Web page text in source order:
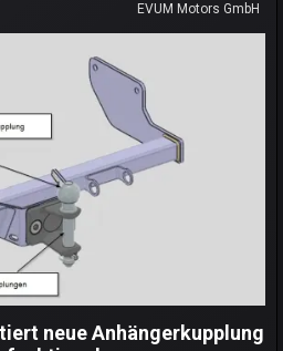
EVUM Motors GmbH
neue Anhängerkupplung